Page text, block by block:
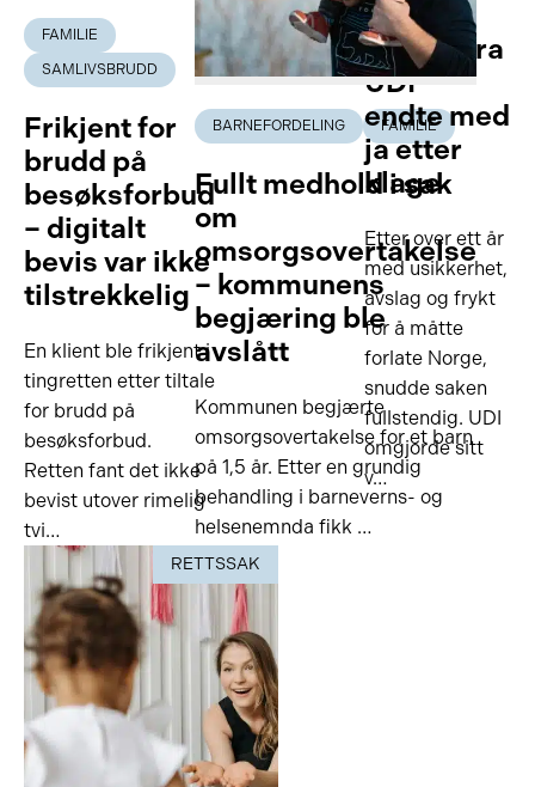
FAMILIE
SAMLIVSBRUDD
Frikjent for
brudd på
besøksforbud
– digitalt
bevis var ikke
tilstrekkelig
En klient ble frikjent i
tingretten etter tiltale
for brudd på
besøksforbud.
Retten fant det ikke
bevist utover rimelig
tvi…
BARNEFORDELING FAMILIE
Fullt medhold i sak
om
omsorgsovertakelse
– kommunens
begjæring ble
avslått
Kommunen begjærte
omsorgsovertakelse for et barn
på 1,5 år. Etter en grundig
behandling i barneverns- og
helsenemnda fikk …
Avslag fra
UDI –
endte med
ja etter
klage
Etter over ett år
med usikkerhet,
avslag og frykt
for å måtte
forlate Norge,
snudde saken
fullstendig. UDI
omgjorde sitt
v…
RETTSSAK